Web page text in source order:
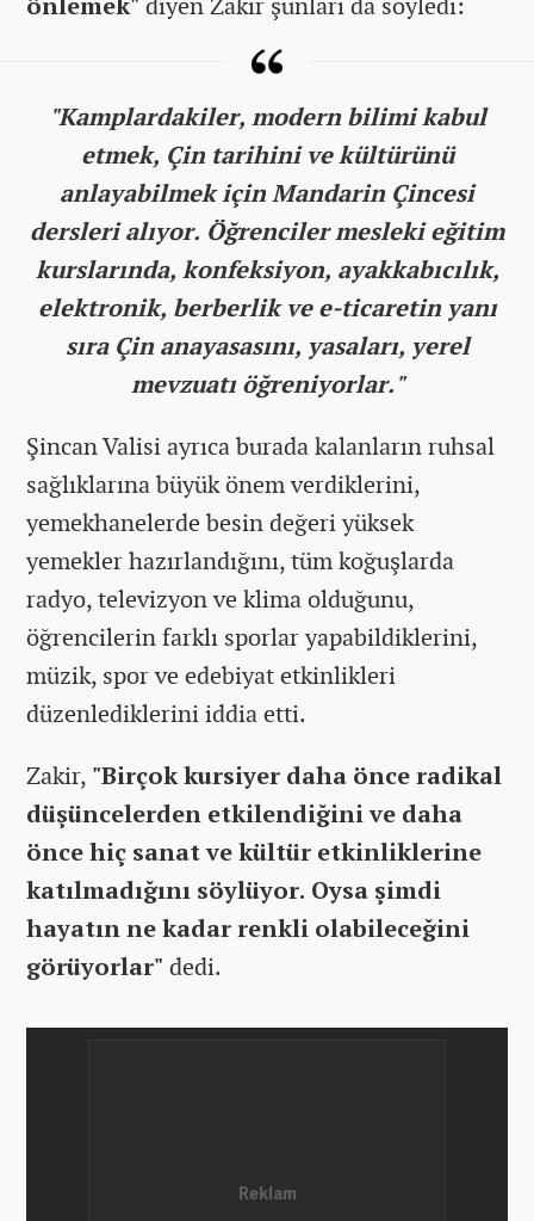
"Kamplardakiler, modern bilimi kabul
etmek, Çin tarihini ve kültürünü
anlayabilmek için Mandarin Çincesi
dersleri alıyor. Öğrenciler mesleki eğitim
kurslarında, konfeksiyon, ayakkabıcılık,
elektronik, berberlik ve e-ticaretin yanı
sıra Çin anayasasını, yasaları, yerel
mevzuatı öğreniyorlar."
Şincan Valisi ayrıca burada kalanların ruhsal
sağlıklarına büyük önem verdiklerini,
yemekhanelerde besin değeri yüksek
yemekler hazırlandığını, tüm koğuşlarda
radyo, televizyon ve klima olduğunu,
öğrencilerin farklı sporlar yapabildiklerini,
müzik, spor ve edebiyat etkinlikleri
düzenlediklerini iddia etti.
Zakir, "Birçok kursiyer daha önce radikal
düşüncelerden etkilendiğini ve daha
önce hiç sanat ve kültür etkinliklerine
katılmadığını söylüyor. Oysa şimdi
hayatın ne kadar renkli olabileceğini
görüyorlar" dedi.